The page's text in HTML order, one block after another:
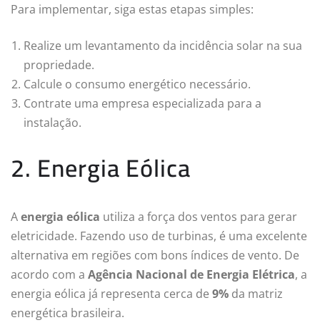
Para implementar, siga estas etapas simples:
Realize um levantamento da incidência solar na sua
propriedade.
Calcule o consumo energético necessário.
Contrate uma empresa especializada para a
instalação.
2. Energia Eólica
Aenergia eólica utiliza a força dos ventos para gerar
eletricidade. Fazendo uso de turbinas, é uma excelente
alternativa em regiões com bons índices de vento. De
acordo com a Agência Nacional de Energia Elétrica, a
energia eólica já representa cerca de 9% da matriz
energética brasileira.